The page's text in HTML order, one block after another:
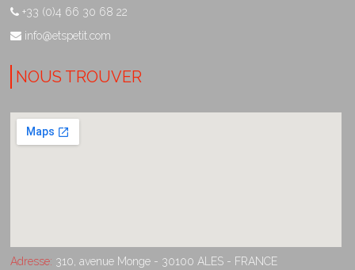
+33 (0)4 66 30 68 22
info@etspetit.com
NOUS TROUVER
Adresse: 310, avenue Monge - 30100 ALES - FRANCE